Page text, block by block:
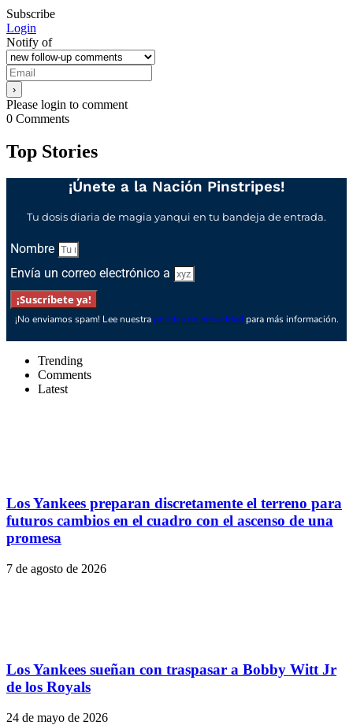
Subscribe
Login
Notify of
Please login to comment
0 Comments
Top Stories
¡Únete a la Nación Pinstripes!
Tu dosis diaria de magia yanqui en tu bandeja de entrada.
Nombre
Envía un correo electrónico a
¡Suscríbete ya!
¡No enviamos spam! Lee nuestra política de privacidad para más información.
Trending
Comments
Latest
Los Yankees preparan discretamente el terreno para
futuros cambios en el cuadro con el ascenso de una
promesa
7 de agosto de 2026
Los Yankees sueñan con traspasar a Bobby Witt Jr
de los Royals
24 de mayo de 2026